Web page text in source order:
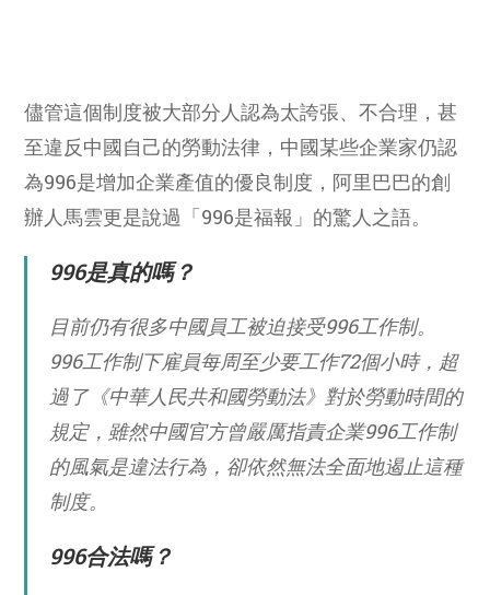
儘管這個制度被大部分人認為太誇張、不合理，甚
至違反中國自己的勞動法律，中國某些企業家仍認
為996是增加企業產值的優良制度，阿里巴巴的創
辦人馬雲更是說過「996是福報」的驚人之語。
996是真的嗎？
目前仍有很多中國員工被迫接受996工作制。
996工作制下雇員每周至少要工作72個小時，超
過了《中華人民共和國勞動法》對於勞動時間的
規定，雖然中國官方曾嚴厲指責企業996工作制
的風氣是違法行為，卻依然無法全面地遏止這種
制度。
996合法嗎？